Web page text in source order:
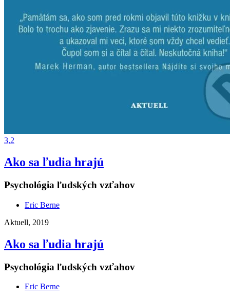
3,2
Ako sa ľudia hrajú
Psychológia ľudských vzťahov
Eric Berne
Aktuell, 2019
Ako sa ľudia hrajú
Psychológia ľudských vzťahov
Eric Berne